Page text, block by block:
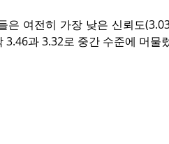
은 여전히 가장 낮은 신뢰도
3.46과 3.32로 중간 수준에 머물